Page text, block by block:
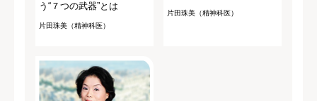
う“７つの武器”とは
片田珠美（精神科医）
片田珠美（精神科医）